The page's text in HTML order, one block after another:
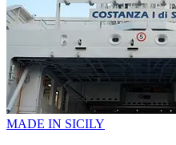
MADE IN SICILY